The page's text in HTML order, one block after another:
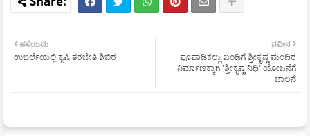
ನವೀನ
ಪೂಪಾಡಿಕಲ್ಲು ಖಂಡಿಗೆ ಶ್ರೀಕೃಷ್ಣ ಮಂದಿರ
ನಿರ್ಮಾಣಕ್ಕಾಗಿ 'ಶ್ರೀಕೃಷ್ಣ ನಿಧಿ' ಯೋಜನೆಗೆ
ಚಾಲನೆ
ಹಳೆಯದು
ಉಬರ್ಲೆಯಲ್ಲಿ ಕೃಷಿ ತರಬೇತಿ ಶಿಬಿರ